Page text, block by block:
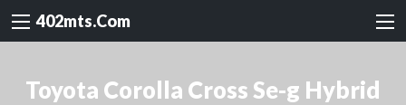
402mts.Com
Toyota Corolla Cross Se-g Hybrid